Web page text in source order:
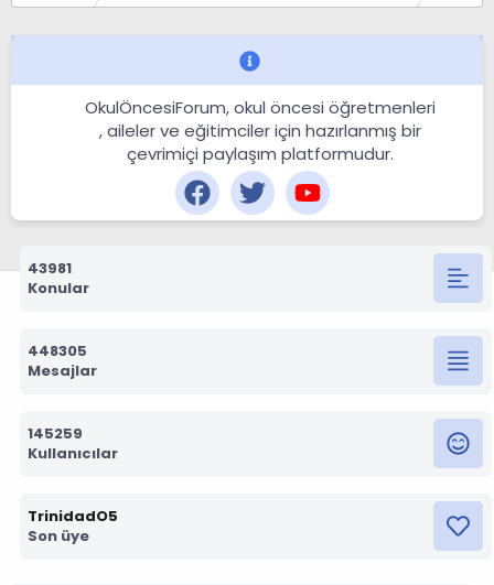
OkulÖncesiForum, okul öncesi öğretmenleri
, aileler ve eğitimciler için hazırlanmış bir
çevrimiçi paylaşım platformudur.
43981
Konular
448305
Mesajlar
145259
Kullanıcılar
TrinidadO5
Son üye